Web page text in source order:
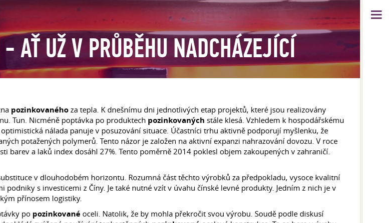
AŤ UŽ V PRŮBĚHU NADCHÁZEJÍCÍ
pozinkovaného za tepla. K dnešnímu dni jednotlivých etap projektů, které jsou realizovány
Tun. Nicméně poptávka po produktech pozinkovaných stále klesá. Vzhledem k hospodářskému
nálada panuje v posuzování situace. Účastníci trhu aktivně podporují myšlenku, že
potažených polymerů. Tento názor je založen na aktivní expanzi nahrazování dovozu. V roce
barev a laků index dosáhl 27%. Tento poměrně 2014 poklesl objem zakoupených v zahraničí.
v dlouhodobém horizontu. Rozumná část těchto výrobků za předpokladu, vysoce kvalitní
s investicemi z Číny. Je také nutné vzít v úvahu čínské levné produkty. Jedním z nich je v
přínosem logistiky.
po pozinkované oceli. Natolik, že by mohla překročit svou výrobu. Soudě podle diskusí